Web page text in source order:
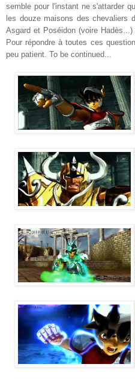
semble pour l'instant ne s'attarder
les douze maisons des chevaliers
Asgard et Poséidon (voire
Pour répondre à toutes ces
peu patient. To be continued...